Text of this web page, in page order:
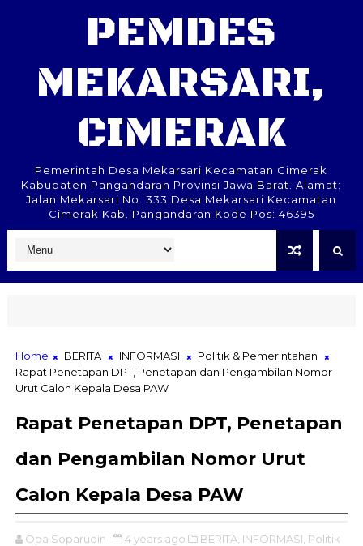
PEMDES
MEKARSARI,
CIMERAK
Pemerintah Desa Mekarsari Kecamatan Cimerak
Kabupaten Pangandaran Provinsi Jawa Barat. Alamat:
Jalan Mekarsari No. 333 Desa Mekarsari Kecamatan
Cimerak Kab. Pangandaran Kode Pos: 46395
Home BERITA INFORMASI
Politik & Pemerintahan
Rapat Penetapan DPT, Penetapan dan Pengambilan Nomor
Urut Calon Kepala Desa PAW
Rapat Penetapan DPT, Penetapan
dan Pengambilan Nomor Urut
Calon Kepala Desa PAW
Opa Soparudin 4 years ago BERITA, INFORMASI, Politik